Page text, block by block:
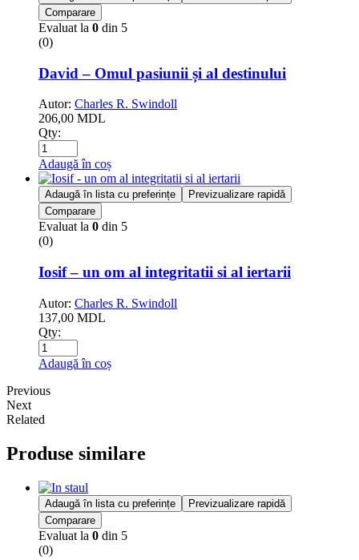
Comparare
Evaluat la 0 din 5
(0)
David – Omul pasiunii și al destinului
Autor: Charles R. Swindoll
206,00 MDL
Qty:
Adaugă în coș
Adaugă în lista cu preferințe
Previzualizare rapidă
Comparare
Evaluat la 0 din 5
(0)
Iosif – un om al integritatii si al iertarii
Autor: Charles R. Swindoll
137,00 MDL
Qty:
Adaugă în coș
Previous
Next
Related
Produse similare
Adaugă în lista cu preferințe
Previzualizare rapidă
Comparare
Evaluat la 0 din 5
(0)